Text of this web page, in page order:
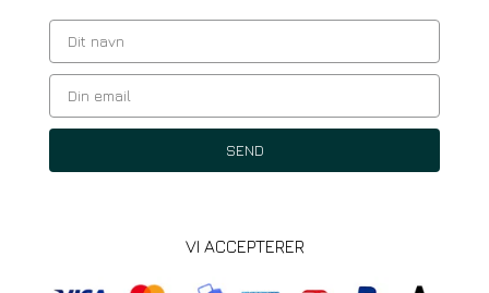
SEND
VI ACCEPTERER